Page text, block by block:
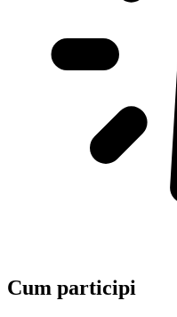
Cum participi